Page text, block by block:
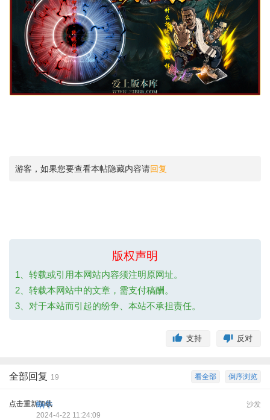
游客，如果您要查看本帖隐藏内容请回复
版权声明
1、转载或引用本网站内容须注明原网址。
2、转载本网站中的文章，需支付稿酬。
3、对于本站而引起的纷争、本站不承担责任。
反对
支持
倒序浏览
看全部
全部回复 19
点击重新加载 沙发
蜗牛
2024-4-22 11:24:09